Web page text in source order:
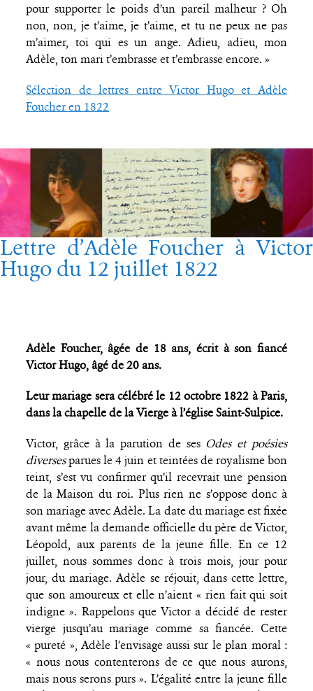
pour supporter le poids d’un pareil malheur ? Oh
non, non, je t’aime, je t’aime, et tu ne peux ne pas
m’aimer, toi qui es un ange. Adieu, adieu, mon
Adèle, ton mari t’embrasse et t’embrasse encore. »
Sélection de lettres entre Victor Hugo et Adèle
Foucher en 1822
Lettre d’Adèle Foucher à Victor
Hugo du 12 juillet 1822
Adèle Foucher, âgée de 18 ans, écrit à son fiancé
Victor Hugo, âgé de 20 ans.
Leur mariage sera célébré le 12 octobre 1822 à Paris,
dans la chapelle de la Vierge à l’église Saint-Sulpice.
Victor, grâce à la parution de ses Odes et poésies
diversesparues le 4 juin et teintées de royalisme bon
teint, s’est vu confirmer qu’il recevrait une pension
de la Maison du roi. Plus rien ne s’oppose donc à
son mariage avec Adèle. La date du mariage est fixée
avant même la demande officielle du père de Victor,
Léopold, aux parents de la jeune fille. En ce 12
juillet, nous sommes donc à trois mois, jour pour
jour, du mariage. Adèle se réjouit, dans cette lettre,
que son amoureux et elle n’aient « rien fait qui soit
indigne ». Rappelons que Victor a décidé de rester
vierge jusqu’au mariage comme sa fiancée. Cette
« pureté », Adèle l’envisage aussi sur le plan moral :
« nous nous contenterons de ce que nous aurons,
mais nous serons purs ». L’égalité entre la jeune fille